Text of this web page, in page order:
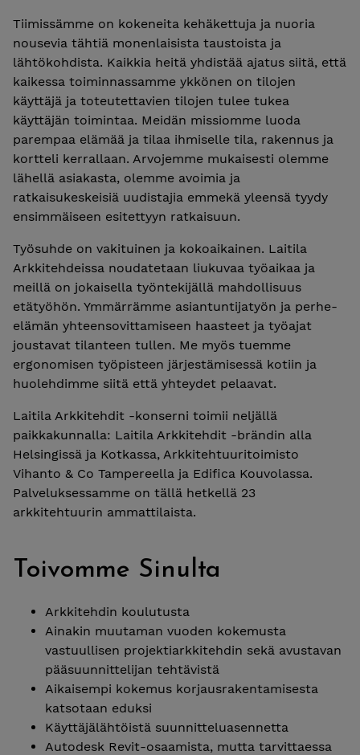
Tiimissämme on kokeneita kehäkettuja ja nuoria
nousevia tähtiä monenlaisista taustoista ja
lähtökohdista. Kaikkia heitä yhdistää ajatus siitä, että
kaikessa toiminnassamme ykkönen on tilojen
käyttäjä ja toteutettavien tilojen tulee tukea
käyttäjän toimintaa. Meidän missiomme luoda
parempaa elämää ja tilaa ihmiselle tila, rakennus ja
kortteli kerrallaan. Arvojemme mukaisesti olemme
lähellä asiakasta, olemme avoimia ja
ratkaisukeskeisiä uudistajia emmekä yleensä tyydy
ensimmäiseen esitettyyn ratkaisuun.
Työsuhde on vakituinen ja kokoaikainen. Laitila
Arkkitehdeissa noudatetaan liukuvaa työaikaa ja
meillä on jokaisella työntekijällä mahdollisuus
etätyöhön. Ymmärrämme asiantuntijatyön ja perhe-
elämän yhteensovittamiseen haasteet ja työajat
joustavat tilanteen tullen. Me myös tuemme
ergonomisen työpisteen järjestämisessä kotiin ja
huolehdimme siitä että yhteydet pelaavat.
Laitila Arkkitehdit -konserni toimii neljällä
paikkakunnalla: Laitila Arkkitehdit -brändin alla
Helsingissä ja Kotkassa, Arkkitehtuuritoimisto
Vihanto & Co Tampereella ja Edifica Kouvolassa.
Palveluksessamme on tällä hetkellä 23
arkkitehtuurin ammattilaista.
Toivomme Sinulta
Arkkitehdin koulutusta
Ainakin muutaman vuoden kokemusta
vastuullisen projektiarkkitehdin sekä avustavan
pääsuunnittelijan tehtävistä
Aikaisempi kokemus korjausrakentamisesta
katsotaan eduksi
Käyttäjälähtöistä suunnitteluasennetta
Autodesk Revit-osaamista, mutta tarvittaessa